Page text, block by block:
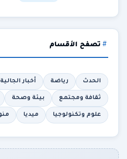
تصفح الأقسام
الحدث رياضة أخبار الجالية
ثقافة ومجتمع بيئة وصحة
علوم وتكنولوجيا ميديا